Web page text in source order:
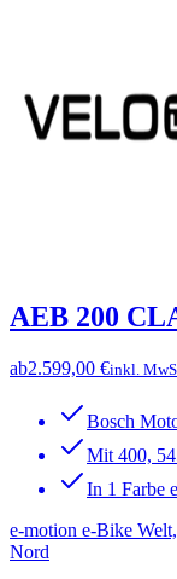
AEB 200
ab2.599,00 €inkl.
Bosch
Mit 400,
In 1 Farbe
e-motion e-Bike
Nord